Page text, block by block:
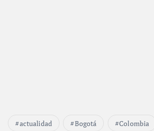
actualidad Bogotá
Colombia